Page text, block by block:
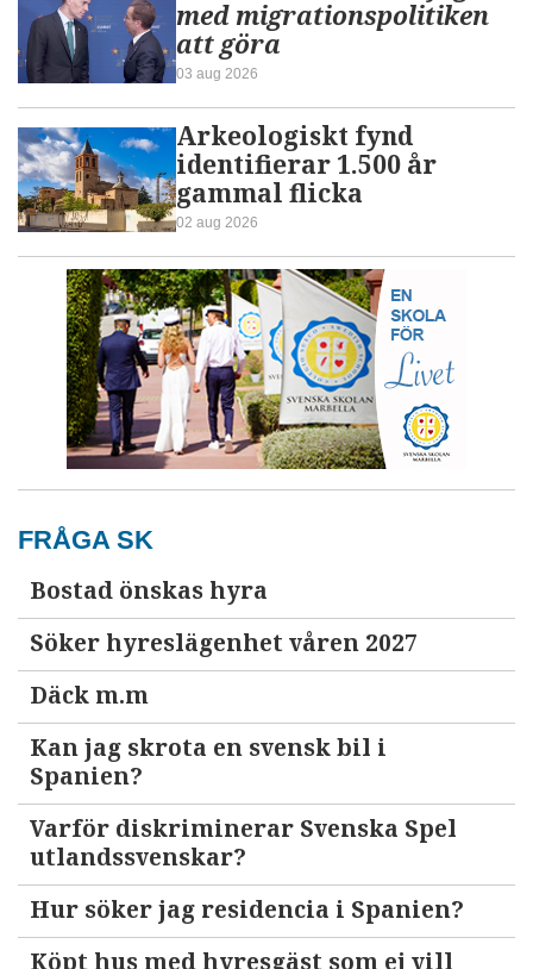
med migrationspolitiken
att göra
03 aug 2026
Arkeologiskt fynd
identifierar 1.500 år
gammal flicka
02 aug 2026
FRÅGA SK
Bostad önskas hyra
Söker hyreslägenhet våren 2027
Däck m.m
Kan jag skrota en svensk bil i
Spanien?
Varför diskriminerar Svenska Spel
utlandssvenskar?
Hur söker jag residencia i Spanien?
Köpt hus med hyresgäst som ej vill